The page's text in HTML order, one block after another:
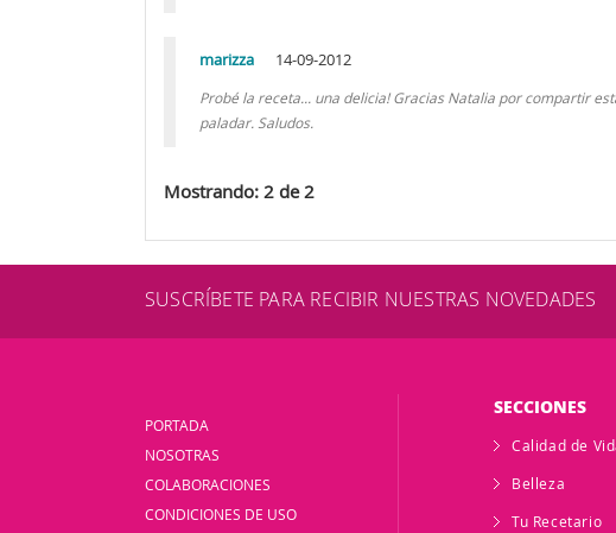
marizza 14-09-2012
Probé la receta... una delicia! Gracias Natalia por compartir
paladar. Saludos.
Mostrando: 2 de 2
SUSCRÍBETE PARA RECIBIR NUESTRAS NOVEDADES
PORTADA
NOSOTRAS
COLABORACIONES
CONDICIONES DE USO
SECCIONES
Calidad de
Belleza
Tu Recetario